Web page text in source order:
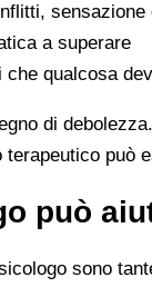
sensazione
a superare
che qualcosa
di
può
può
sono